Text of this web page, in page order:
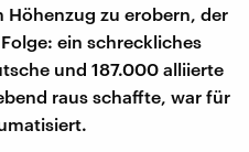
Höhenzug zu erobern, der
ein schreckliches
und 187.000 alliierte
raus schaffte, war für